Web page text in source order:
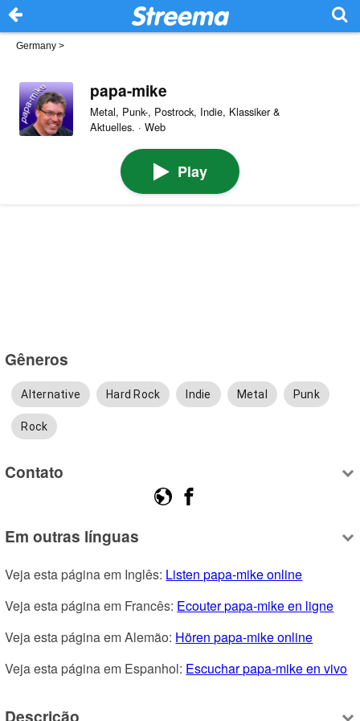
Germany >
papa-mike
Metal, Punk-, Postrock, Indie, Klassiker &
Aktuelles. · Web
Play
Gêneros
Alternative Hard Rock Indie Metal Punk
Rock
Contato
Em outras línguas
Veja esta página em Inglês: Listen papa-mike online
Veja esta página em Francês: Ecouter papa-mike en ligne
Veja esta página em Alemão: Hören papa-mike online
Veja esta página em Espanhol: Escuchar papa-mike en vivo
Descrição